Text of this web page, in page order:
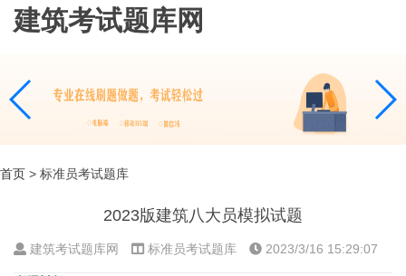
建筑考试题库网
首页 > 标准员考试题库
2023版建筑八大员模拟试题
建筑考试题库网 标准员考试题库 2023/3/16 15:29:07